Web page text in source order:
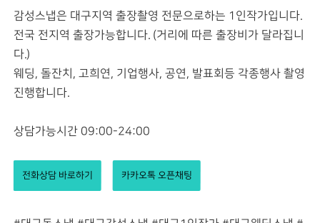
감성스냅은 대구지역 출장촬영 전문으로하는 1인작가입니다.
전국 전지역 출장가능합니다. (거리에 따른 출장비가 달라집니
다.)
웨딩, 돌잔치, 고희연, 기업행사, 공연, 발표회등 각종행사 촬영
진행합니다.
상담가능시간 09:00-24:00
전화상담 바로하기 카카오톡 오픈채팅